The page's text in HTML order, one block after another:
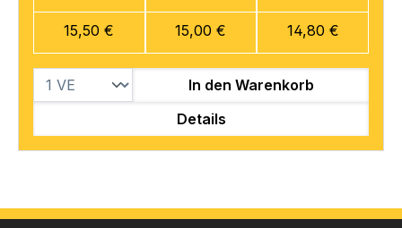
15,50 € 15,00 € 14,80 €
In den Warenkorb
Details